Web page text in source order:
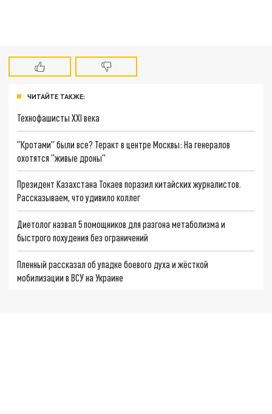
ЧИТАЙТЕ ТАКЖЕ:
Технофашисты XXI века
"Кротами" были все? Теракт в центре Москвы: На генералов
охотятся "живые дроны"
Президент Казахстана Токаев поразил китайских журналистов.
Рассказываем, что удивило коллег
Диетолог назвал 5 помощников для разгона метаболизма и
быстрого похудения без ограничений
Пленный рассказал об упадке боевого духа и жёсткой
мобилизации в ВСУ на Украине